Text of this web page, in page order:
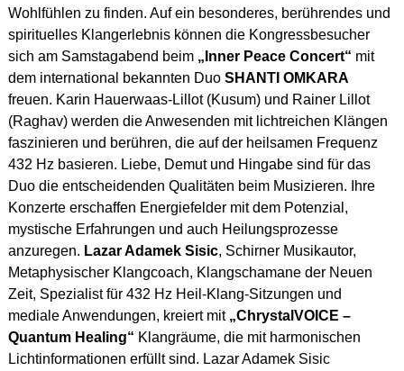
Wohlfühlen zu finden. Auf ein besonderes, berührendes und
spirituelles Klangerlebnis können die Kongressbesucher
sich am Samstagabend beim „Inner Peace Concert“ mit
dem international bekannten Duo SHANTI OMKARA
freuen. Karin Hauerwaas-Lillot (Kusum) und Rainer Lillot
(Raghav) werden die Anwesenden mit lichtreichen Klängen
faszinieren und berühren, die auf der heilsamen Frequenz
432 Hz basieren. Liebe, Demut und Hingabe sind für das
Duo die entscheidenden Qualitäten beim Musizieren. Ihre
Konzerte erschaffen Energiefelder mit dem Potenzial,
mystische Erfahrungen und auch Heilungsprozesse
anzuregen. Lazar Adamek Sisic, Schirner Musikautor,
Metaphysischer Klangcoach, Klangschamane der Neuen
Zeit, Spezialist für 432 Hz Heil-Klang-Sitzungen und
mediale Anwendungen, kreiert mit „ChrystalVOICE –
Quantum Healing“ Klangräume, die mit harmonischen
Lichtinformationen erfüllt sind. Lazar Adamek Sisic